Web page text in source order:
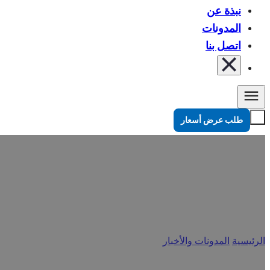
نبذة عن
المدونات
اتصل بنا
طلب عرض أسعار
الرئيسية المدونات والأخبار